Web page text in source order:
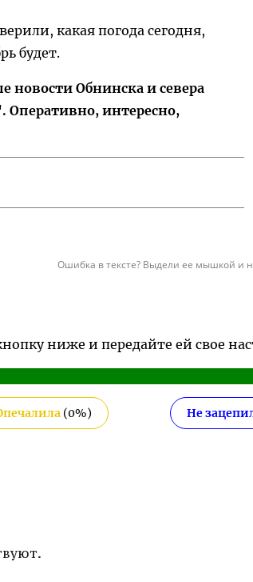
какая погода сегодня,
будет.
новости Обнинска и севера
Оперативно, интересно,
Ошибка в тексте? Выдели ее мышкой и
ниже и передайте ей свое
(0%) Не